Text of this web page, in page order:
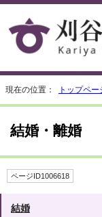
現在の位置： トップペー
結婚・離婚
ページID1006618
結婚